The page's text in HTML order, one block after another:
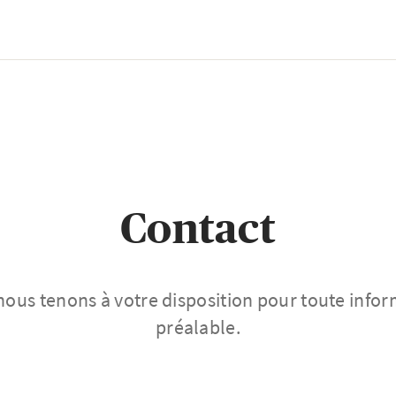
Contact
tenons à votre disposition pour toute
préalable.